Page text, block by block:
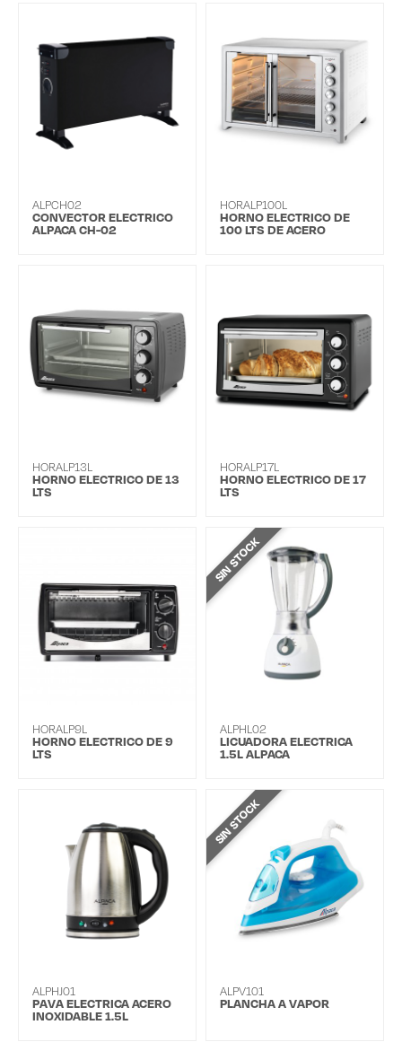
ALPCH02
CONVECTOR ELECTRICO
ALPACA CH-02
HORALP100L
HORNO ELECTRICO DE
100 LTS DE ACERO
HORALP13L
HORNO ELECTRICO DE 13
LTS
HORALP17L
HORNO ELECTRICO DE 17
LTS
HORALP9L
HORNO ELECTRICO DE 9
LTS
SIN STOCK
ALPHL02
LICUADORA ELECTRICA
1.5L ALPACA
ALPHJ01
PAVA ELECTRICA ACERO
INOXIDABLE 1.5L
SIN STOCK
ALPV101
PLANCHA A VAPOR